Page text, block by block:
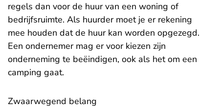
regels dan voor de huur van een woning of
bedrijfsruimte. Als huurder moet je er rekening
mee houden dat de huur kan worden opgezegd.
Een ondernemer mag er voor kiezen zijn
onderneming te beëindigen, ook als het om een
camping gaat.
Zwaarwegend belang